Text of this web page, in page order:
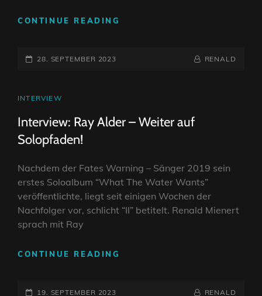
CONTINUE READING
POSTED-
28. SEPTEMBER 2023
BY
BYLINE
RENALD
CAT
INTERVIEW
Interview: Ray Alder – Weiter auf
Solopfaden!
Nachdem der Fates Warning – Sänger 2019 sein
erstes Soloalbum “What The Water Wants”
veröffentlichte, liegt seit einigen Wochen der
Nachfolger vor, schlicht “II” betitelt. Renald Mienert
sprach mit Ray
CONTINUE READING
POSTED-
19. SEPTEMBER 2023
BY
BYLINE
RENALD